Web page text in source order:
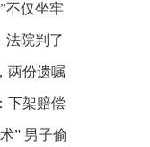
不仅坐牢
法院判了
两份遗嘱
下架赔偿
” 男子偷